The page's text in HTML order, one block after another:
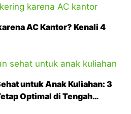
AC Kantor? Kenali 4
untuk Anak Kuliahan: 3
Optimal di Tengah